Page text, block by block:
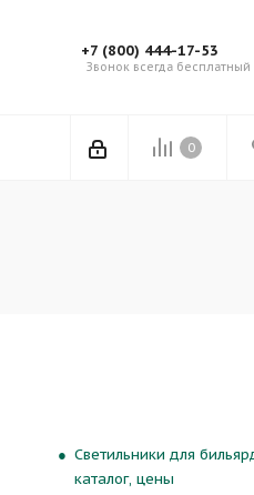
+7 (800) 444-17-53
Звонок всегда бесплатный
0
Светильники для
каталог, цены